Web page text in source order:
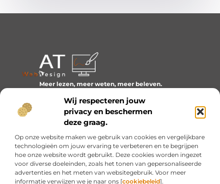
Wij respecteren jouw
privacy en beschermen
deze graag.
Op onze website maken we gebruik van cookies en vergelijkbare
technologieën om jouw ervaring te verbeteren en te begrijpen
hoe onze website wordt gebruikt. Deze cookies worden ingezet
voor diverse doeleinden, zoals het tonen van gepersonaliseerde
advertenties en het meten van websitegebruik. Voor meer
informatie verwijzen we je naar ons [cookiebeleid].
Meer lezen, meer weten, meer beleven.
het dagelijks leven boeiend maakt.
Bericht categorie
Onze informatie